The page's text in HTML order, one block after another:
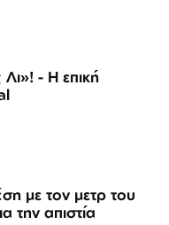
επική
με τον μετρ του
την απιστία